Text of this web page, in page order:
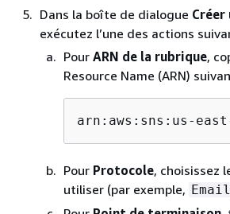
Dans la boîte de dialogue Créer
exécutez l’une des actions
Pour ARN de la rubrique,
Resource Name (ARN)
arn:aws:sns:us-east-
Pour Protocole, choisissez
utiliser (par exemple, Email